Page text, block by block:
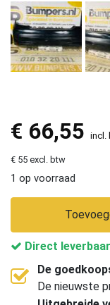
€ 66,55 incl.
€ 55 excl. btw
1 op voorraad
Direct leverbaar
De
De nieuwste